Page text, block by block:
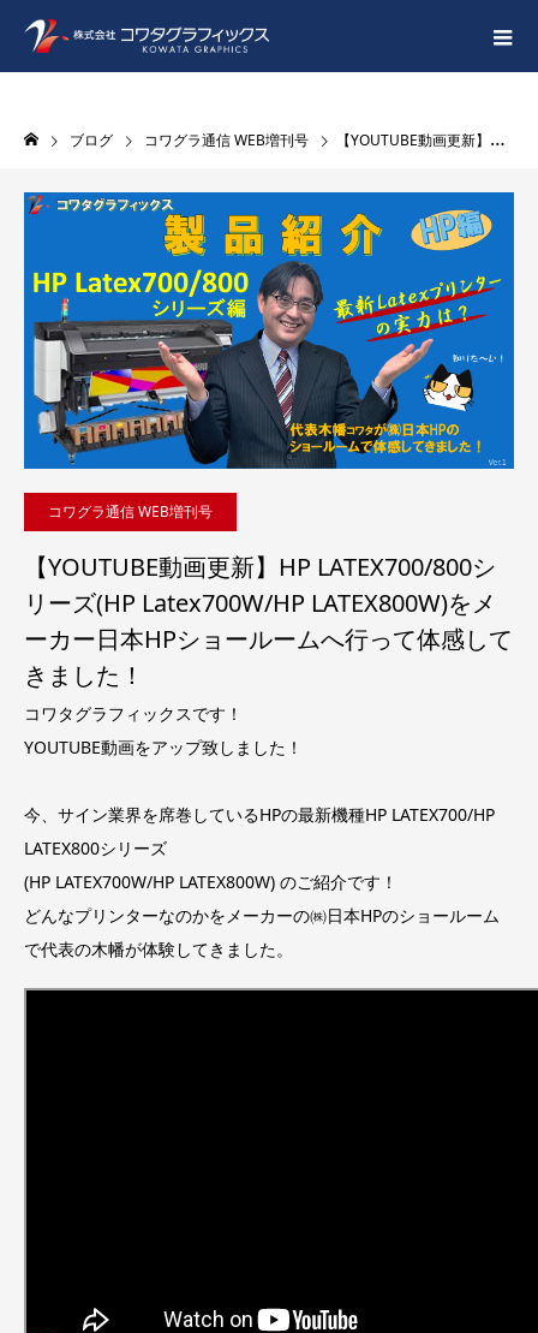
ブログ コワグラ通信 WEB増刊号 【YOUTUBE動画更新】HP LATEX700/800シリーズ(HP Latex700W/HP LATEX800W)をメーカー日本HPショールームへ行って体感してきました！
コワグラ通信 WEB増刊号
【YOUTUBE動画更新】HP LATEX700/800シ
リーズ(HP Latex700W/HP LATEX800W)をメ
ーカー日本HPショールームへ行って体感して
きました！
コワタグラフィックスです！
YOUTUBE動画をアップ致しました！
今、サイン業界を席巻しているHPの最新機種HP LATEX700/HP
LATEX800シリーズ
(HP LATEX700W/HP LATEX800W) のご紹介です！
どんなプリンターなのかをメーカーの㈱日本HPのショールーム
で代表の木幡が体験してきました。